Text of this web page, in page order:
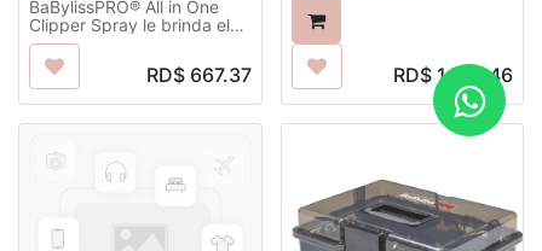
BaBylissPRO® All in One
Clipper Spray le brinda el
beneficio de 5 productos
diferentes
Aplicar a las recortadoras y
RD$ 667.37 RD$ 1,797.46